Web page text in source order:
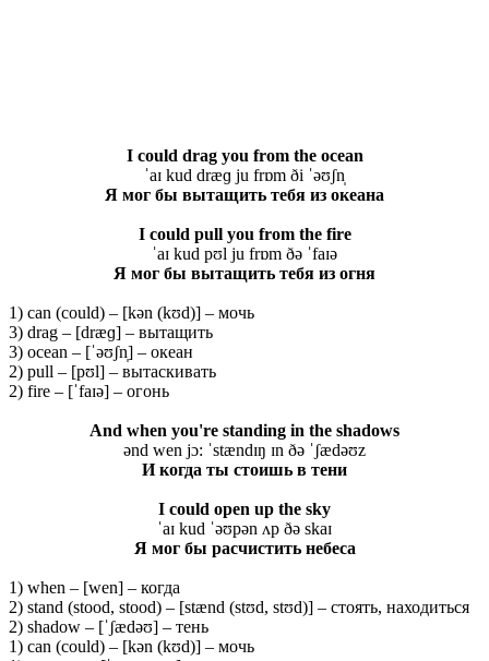
I could drag you from the ocean
ˈaɪ kud dræɡ ju frɒm ði ˈəʊʃn̩
Я мог бы вытащить тебя из океана
I could pull you from the fire
ˈaɪ kud pʊl ju frɒm ðə ˈfaɪə
Я мог бы вытащить тебя из огня
1) can (could) – [kən (kʊd)] – мочь
3) drag – [dræɡ] – вытащить
3) ocean – [ˈəʊʃn̩] – океан
2) pull – [pʊl] – вытаскивать
2) fire – [ˈfaɪə] – огонь
And when you're standing in the shadows
ənd wen jɔ: ˈstændɪŋ ɪn ðə ˈʃædəʊz
И когда ты стоишь в тени
I could open up the sky
ˈaɪ kud ˈəʊpən ʌp ðə skaɪ
Я мог бы расчистить небеса
1) when – [wen] – когда
2) stand (stood, stood) – [stænd (stʊd, stʊd)] – стоять, находиться
2) shadow – [ˈʃædəʊ] – тень
1) can (could) – [kən (kʊd)] – мочь